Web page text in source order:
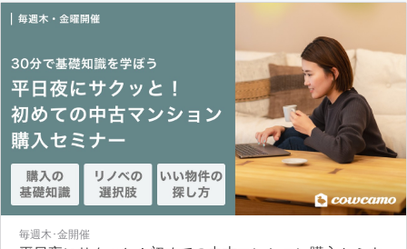
毎週木･金開催